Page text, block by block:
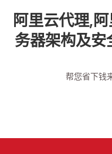
content
阿里云代理,
务器架构及
帮您省下钱